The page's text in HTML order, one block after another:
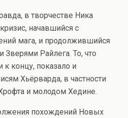
в творчестве Ника
начавшийся с
мага, и продолжившийся
Райлега. То, что
концу, показало и
Хьёрварда, в частности
и молодом Хедине.
похождений Новых